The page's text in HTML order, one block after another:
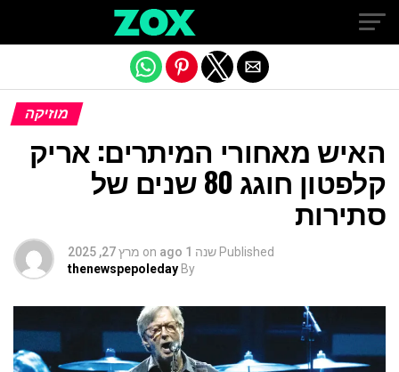
מוזיקה
האיש מאחורי המיתרים: אריק
קלפטון חוגג 80 שנים של
סתירות
Published שנה 1 ago on מרץ 27, 2025
By
thenewspepoleday
Exit mobile version